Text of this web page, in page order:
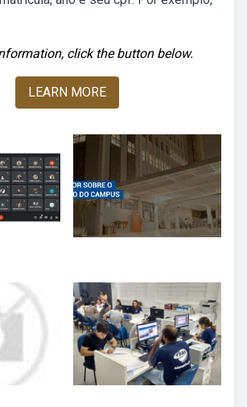
click the button below.
LEARN MORE